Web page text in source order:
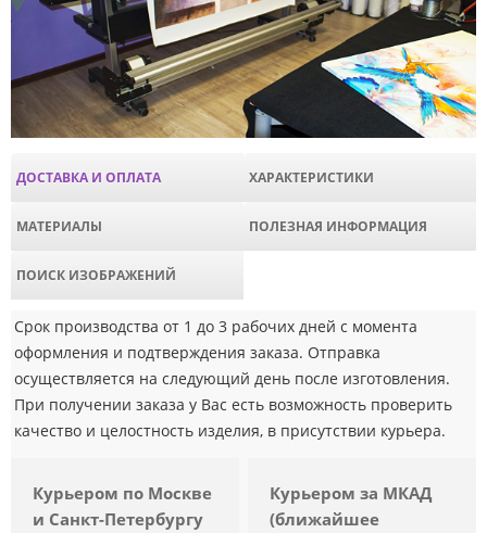
ДОСТАВКА И ОПЛАТА ХАРАКТЕРИСТИКИ
МАТЕРИАЛЫ ПОЛЕЗНАЯ ИНФОРМАЦИЯ
ПОИСК ИЗОБРАЖЕНИЙ
Срок производства от 1 до 3 рабочих дней с момента
оформления и подтверждения заказа. Отправка
осуществляется на следующий день после изготовления.
При получении заказа у Вас есть возможность проверить
качество и целостность изделия, в присутствии курьера.
Курьером по Москве
и Санкт-Петербургу
Курьером за МКАД
(ближайшее